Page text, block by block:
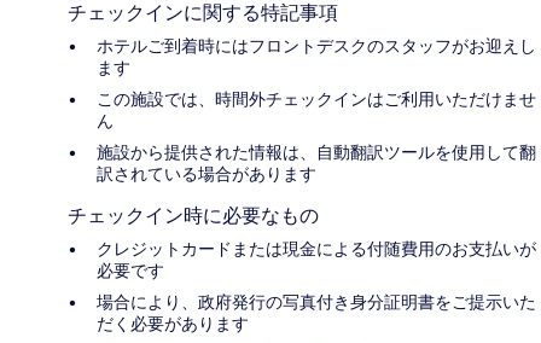
チェックインに関する特記事項
ホテルご到着時にはフロントデスクのスタッフがお迎えし
ます
この施設では、時間外チェックインはご利用いただけませ
ん
施設から提供された情報は、自動翻訳ツールを使用して翻
訳されている場合があります
チェックイン時に必要なもの
クレジットカードまたは現金による付随費用のお支払いが
必要です
場合により、政府発行の写真付き身分証明書をご提示いた
だく必要があります